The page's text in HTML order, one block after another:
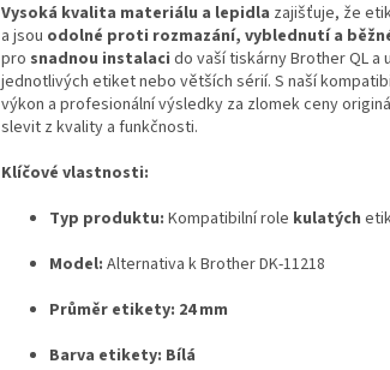
Vysoká kvalita materiálu a lepidla zajišťuje, že
a jsou odolné proti rozmazání, vyblednutí a
pro snadnou instalaci do vaší tiskárny Brother QL a
jednotlivých etiket nebo větších sérií. S naší
výkon a profesionální výsledky za zlomek ceny
slevit z kvality a funkčnosti.
Klíčové vlastnosti:
Typ produktu: Kompatibilní role kulatých
Model: Alternativa k Brother DK-11218
Průměr etikety: 24 mm
Barva etikety: Bílá